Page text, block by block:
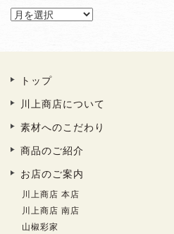
トップ
川上商店について
素材へのこだわり
商品のご紹介
お店のご案内
川上商店 本店
川上商店 南店
山椒彩家